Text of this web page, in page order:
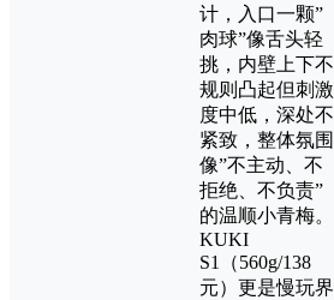
计，入口一颗”
肉球”像舌头轻
挑，内壁上下不
规则凸起但刺激
度中低，深处不
紧致，整体氛围
像”不主动、不
拒绝、不负责”
的温顺小青梅。
KUKI
S1（560g/138
元）更是慢玩界